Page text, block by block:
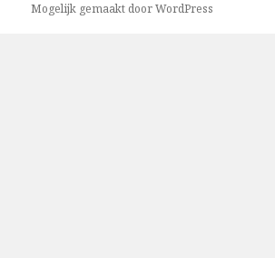
Mogelijk gemaakt door WordPress